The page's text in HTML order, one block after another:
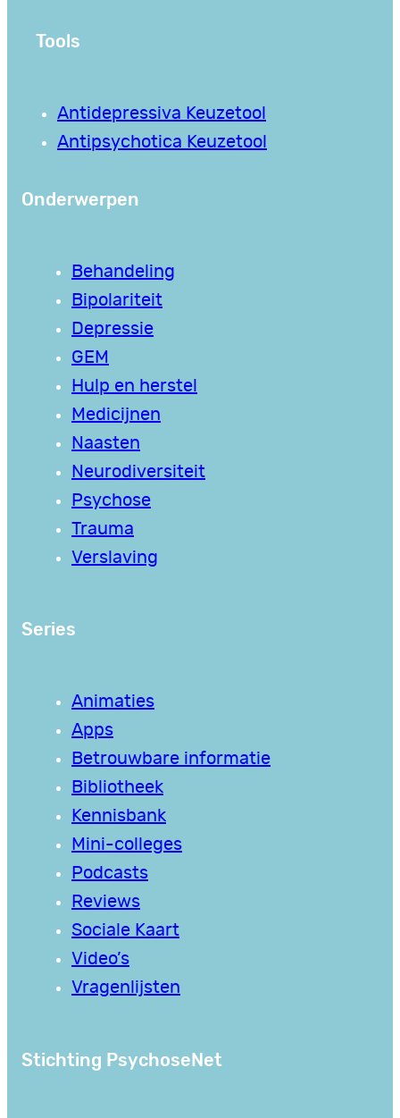
Tools
Antidepressiva Keuzetool
Antipsychotica Keuzetool
Onderwerpen
Behandeling
Bipolariteit
Depressie
GEM
Hulp en herstel
Medicijnen
Naasten
Neurodiversiteit
Psychose
Trauma
Verslaving
Series
Animaties
Apps
Betrouwbare informatie
Bibliotheek
Kennisbank
Mini-colleges
Podcasts
Reviews
Sociale Kaart
Video’s
Vragenlijsten
Stichting PsychoseNet